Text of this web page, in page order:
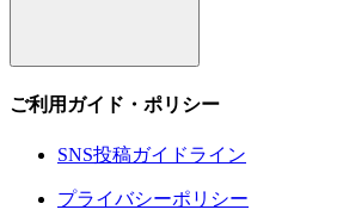
ご利用ガイド・ポリシー
SNS投稿ガイドライン
プライバシーポリシー